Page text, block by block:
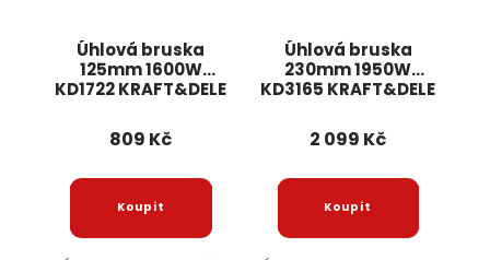
Úhlová bruska
125mm 1600W
KD1722 KRAFT&DELE
809 Kč
Úhlová bruska
230mm 1950W
KD3165 KRAFT&DELE
2 099 Kč